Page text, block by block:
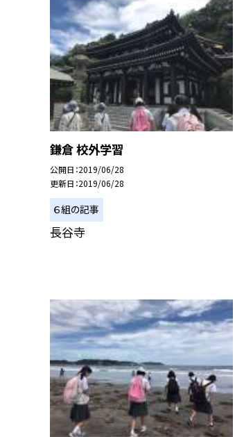
鎌倉 校外学習
公開日 2019/06/28
更新日 2019/06/28
６組の記事
長谷寺